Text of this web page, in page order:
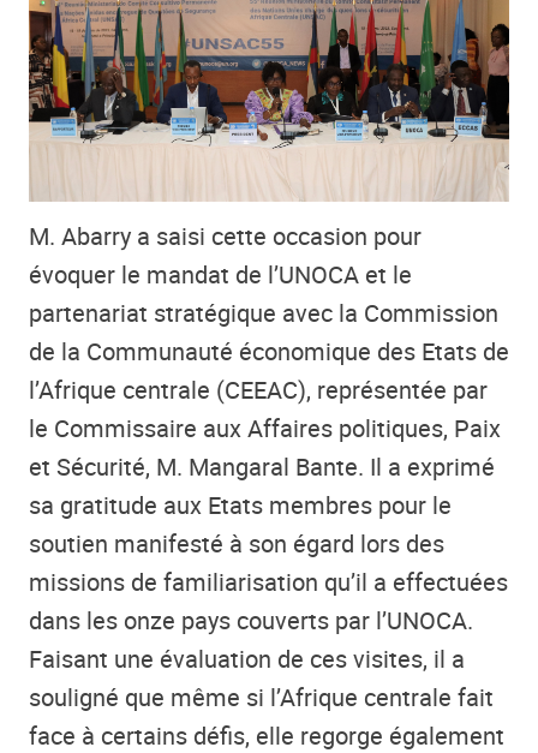
M. Abarry a saisi cette occasion pour
évoquer le mandat de l’UNOCA et le
partenariat stratégique avec la Commission
de la Communauté économique des Etats de
l’Afrique centrale (CEEAC), représentée par
le Commissaire aux Affaires politiques, Paix
et Sécurité, M. Mangaral Bante. Il a exprimé
sa gratitude aux Etats membres pour le
soutien manifesté à son égard lors des
missions de familiarisation qu’il a effectuées
dans les onze pays couverts par l’UNOCA.
Faisant une évaluation de ces visites, il a
souligné que même si l’Afrique centrale fait
face à certains défis, elle regorge également